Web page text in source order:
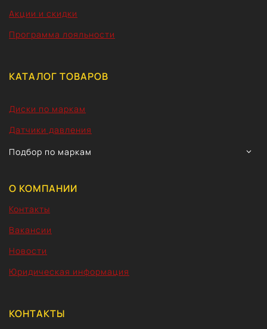
Акции и скидки
Программа лояльности
КАТАЛОГ ТОВАРОВ
Диски по маркам
Датчики давления
Подбор по маркам
О КОМПАНИИ
Контакты
Вакансии
Новости
Юридическая информация
КОНТАКТЫ